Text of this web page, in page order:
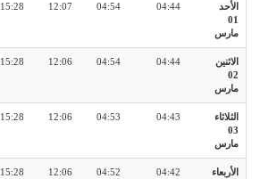
الأحد
01
مارس
04:44
04:54
12:07
15:28
الاثنين
02
مارس
04:44
04:54
12:06
15:28
الثلاثاء
03
مارس
04:43
04:53
12:06
15:28
الأربعاء
04:42
04:52
12:06
15:28